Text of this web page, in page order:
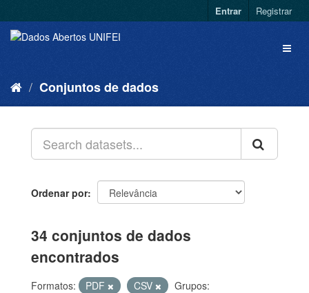
Entrar Registrar
Conjuntos de dados
Ordenar por
34 conjuntos de dados
encontrados
Formatos: PDF CSV
Grupos: